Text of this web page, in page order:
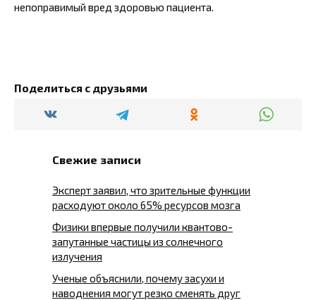
непоправимый вред здоровью пациента.
Поделиться с друзьями
Свежие записи
Эксперт заявил, что зрительные функции
расходуют около 65% ресурсов мозга
Физики впервые получили квантово-
запутанные частицы из солнечного
излучения
Ученые объяснили, почему засухи и
наводнения могут резко сменять друг